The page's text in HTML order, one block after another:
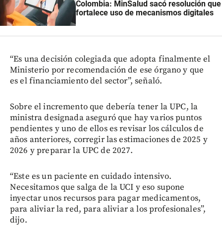
Colombia: MinSalud sacó resolución que
fortalece uso de mecanismos digitales
“Es una decisión colegiada que adopta finalmente el
Ministerio por recomendación de ese órgano y que
es el financiamiento del sector”, señaló.
Sobre el incremento que debería tener la UPC, la
ministra designada aseguró que hay varios puntos
pendientes y uno de ellos es revisar los cálculos de
años anteriores, corregir las estimaciones de 2025 y
2026 y preparar la UPC de 2027.
“Este es un paciente en cuidado intensivo.
Necesitamos que salga de la UCI y eso supone
inyectar unos recursos para pagar medicamentos,
para aliviar la red, para aliviar a los profesionales”,
dijo.